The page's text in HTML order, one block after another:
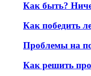
Как быть?
Как победить
Проблемы на
Как решить